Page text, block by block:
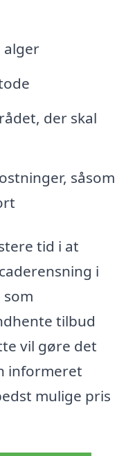
alger
der skal
såsom
tid i at
i
tilbud
vil gøre det
informeret
mulige pris